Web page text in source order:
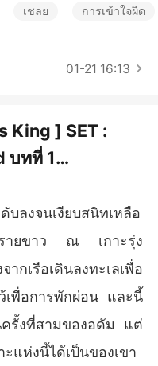
อกจากเบ้าตา
ช้เวลากับผมเพียงแค่ยี่สิ
เธอเข้าใจว่าผมจะให้เธ
ที่ผมให้เธอกิน” อดัมพูดต่
เภสัชกรเท่านั้น แต่กลับเป็
กล่าวถึง และตอนนี้เภสัช
นได้ชัดมากขึ้นเมื่อได้ยินป
าตัวนี้อยู่น่าจะหนึ่งลังและ
จะเหมาหมดเลยมั้ยครับ”
าวมามากกว่าชายตรงห
เชลย การเข้าใจผิด
01-21 16:13
บทที่ 1
บลงจนเงียบสนิทเหลือ
ทรายขาว ณ เกาะรุ่ง
กเรือเดินลงทะเลเพื่อ
เพื่อการพักผ่อน และนี้
ครั้งที่สามของอดัม แต่
แห่งนี้ได้เป็นของเขา